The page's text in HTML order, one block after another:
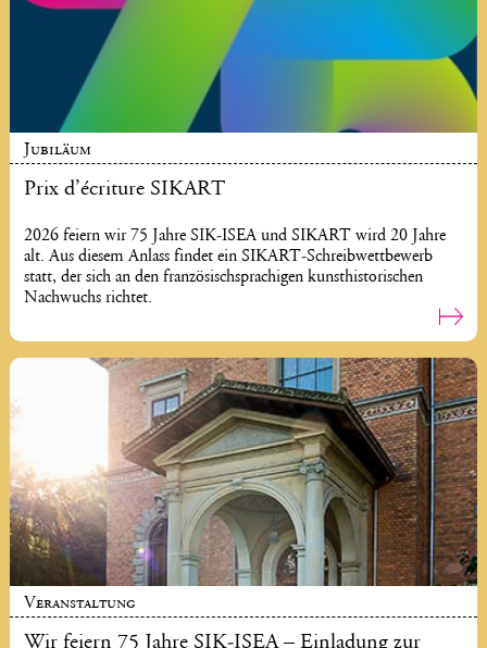
Jubiläum
Prix d’écriture SIKART
2026 feiern wir 75 Jahre SIK-ISEA und SIKART wird 20 Jahre
alt. Aus diesem Anlass findet ein SIKART-Schreibwettbewerb
statt, der sich an den französischsprachigen kunsthistorischen
Nachwuchs richtet.
Veranstaltung
Wir feiern 75 Jahre SIK-ISEA – Einladung zur